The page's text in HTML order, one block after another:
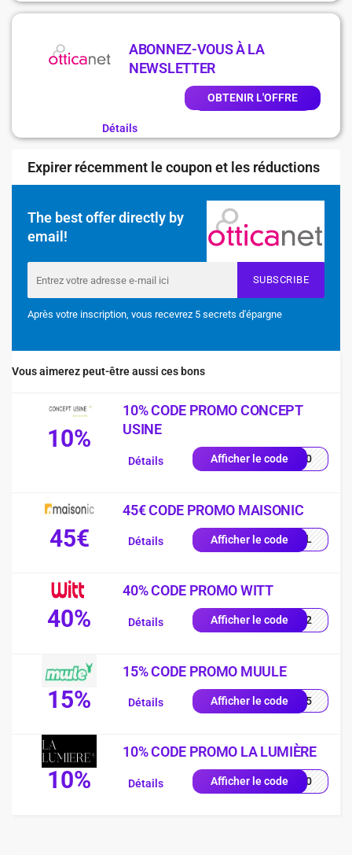
ABONNEZ-VOUS À LA
NEWSLETTER
OBTENIR L'OFFRE
Détails
Expirer récemment le coupon et les réductions
The best offer directly by
email!
SUBSCRIBE
Après votre inscription, vous recevrez 5 secrets d'épargne
Vous aimerez peut-être aussi ces bons
10%
10% CODE PROMO CONCEPT
USINE
Afficher le codeLA10
Détails
45€
45€ CODE PROMO MAISONIC
Afficher le codeLEIL
Détails
40%
40% CODE PROMO WITT
Afficher le code2102
Détails
15%
15% CODE PROMO MUULE
Afficher le codeUT15
Détails
10%
10% CODE PROMO LA LUMIÈRE
Afficher le codeYS10
Détails